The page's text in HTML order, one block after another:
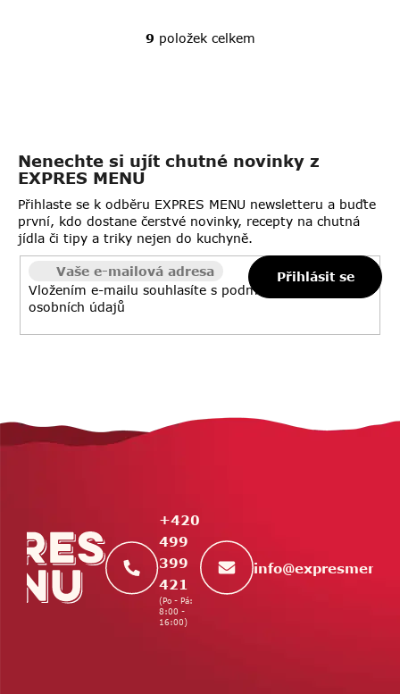
O
c
p
r
v
k
y
v
p
9 položek celkem
Nenechte si ujít chutné novinky z
EXPRES MENU
Přihlaste se k odběru EXPRES MENU newsletteru a buďte
první, kdo dostane čerstvé novinky, recepty na chutná
jídla či tipy a triky nejen do kuchyně.
Vložením e-mailu souhlasíte s podmínkami ochrany
osobních údajů
Přihlásit se
Z
á
+420
499
399
421
(Po - Pá:
8:00 -
16:00)
info@